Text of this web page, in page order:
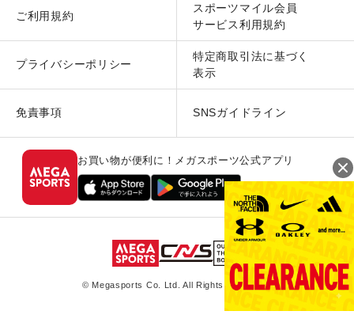
ご利用規約
スポーツマイル会員
サービス利用規約
プライバシーポリシー
特定商取引法に基づく
表示
免責事項 SNSガイドライン
お買い物が便利に！メガスポーツ公式アプリ
© Megasports Co. Ltd. All Rights Reserved.